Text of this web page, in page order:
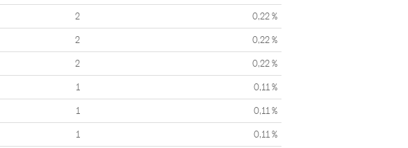
2 0,22 %
2 0,22 %
2 0,22 %
1 0,11 %
1 0,11 %
1 0,11 %